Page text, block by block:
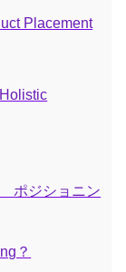
Placement
ポジショニン
？